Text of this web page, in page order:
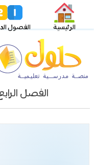
الرئيسية الفصول
الفصل